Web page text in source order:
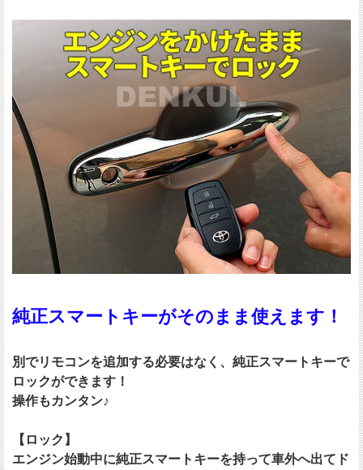
純正スマートキーがそのまま使えます！
別でリモコンを追加する必要はなく、純正スマートキーで
ロックができます！
操作もカンタン♪
【ロック】
エンジン始動中に純正スマートキーを持って車外へ出てド